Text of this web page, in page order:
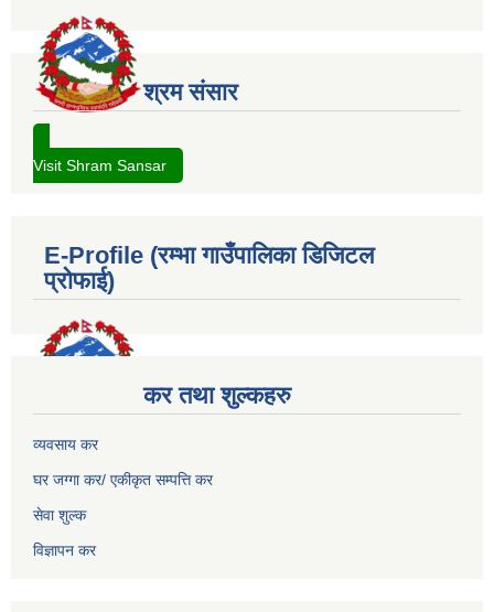
श्रम संसार
Visit Shram Sansar
E-Profile (रम्भा गाउँपालिका डिजिटल
प्रोफाई)
कर तथा शुल्कहरु
व्यवसाय कर
घर जग्गा कर/ एकीकृत सम्पत्ति कर
सेवा शुल्क
विज्ञापन कर